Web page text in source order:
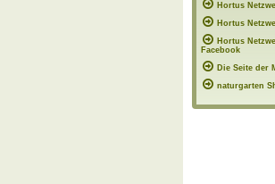
Hortus
Hortus
Hortus
Facebook
Die Seite der
naturgarten